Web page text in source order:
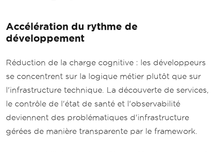
Accélération du rythme de
développement
Réduction de la charge cognitive : les développeurs
se concentrent sur la logique métier plutôt que sur
l'infrastructure technique. La découverte de services,
le contrôle de l'état de santé et l'observabilité
deviennent des problématiques d'infrastructure
gérées de manière transparente par le framework.